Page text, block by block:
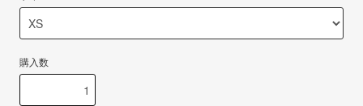
購入数